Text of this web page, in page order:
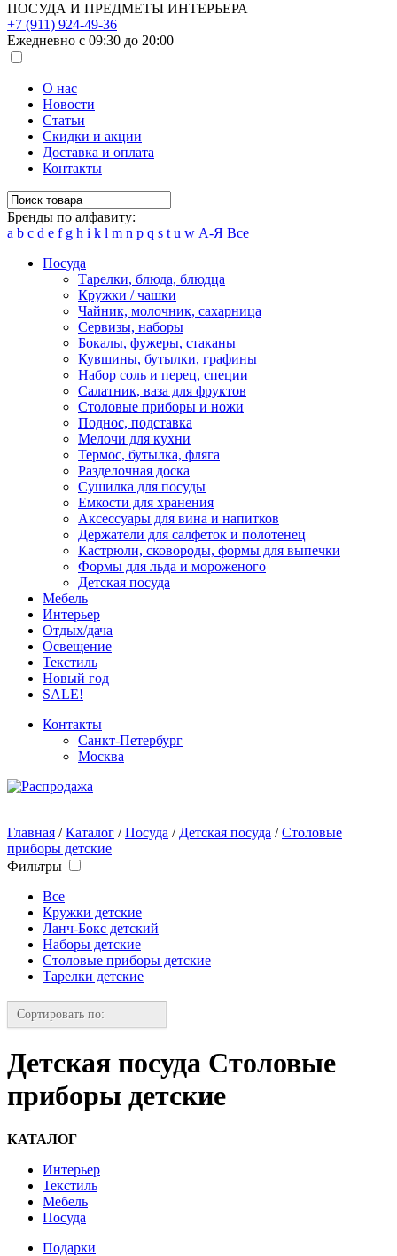
ПОСУДА И ПРЕДМЕТЫ ИНТЕРЬЕРА
+7 (911) 924-49-36
Ежедневно с 09:30 до 20:00
О нас
Новости
Статьи
Скидки и акции
Доставка и оплата
Контакты
Бренды по алфавиту:
a b c d e f g h i k l m n p q s t u w А-Я Все
Посуда
Тарелки, блюда, блюдца
Кружки / чашки
Чайник, молочник, сахарница
Сервизы, наборы
Бокалы, фужеры, стаканы
Кувшины, бутылки, графины
Набор соль и перец, специи
Салатник, ваза для фруктов
Столовые приборы и ножи
Поднос, подставка
Мелочи для кухни
Термос, бутылка, фляга
Разделочная доска
Сушилка для посуды
Емкости для хранения
Аксессуары для вина и напитков
Держатели для салфеток и полотенец
Кастрюли, сковороды, формы для выпечки
Формы для льда и мороженого
Детская посуда
Мебель
Интерьер
Отдых/дача
Освещение
Текстиль
Новый год
SALE!
Контакты
Санкт-Петербург
Москва
Главная /Каталог /Посуда / Детская посуда /Столовые
приборы детские
Фильтры
Все
Кружки детские
Ланч-Бокс детский
Наборы детские
Столовые приборы детские
Тарелки детские
Сортировать по:
Детская посуда Столовые
приборы детские
КАТАЛОГ
Интерьер
Текстиль
Мебель
Посуда
Подарки